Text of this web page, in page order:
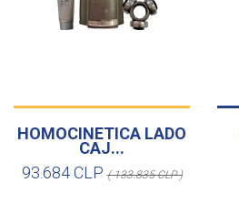
HOMOCINETICA LADO
CAJ...
93.684 CLP( 133.835 CLP )